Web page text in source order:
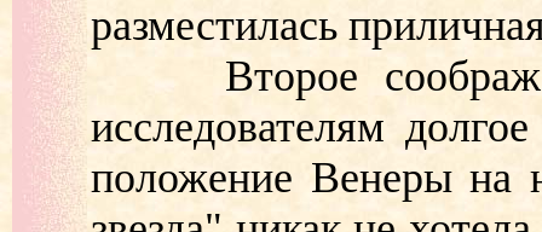
разместилась
Второе
исследователям
положение Венеры на